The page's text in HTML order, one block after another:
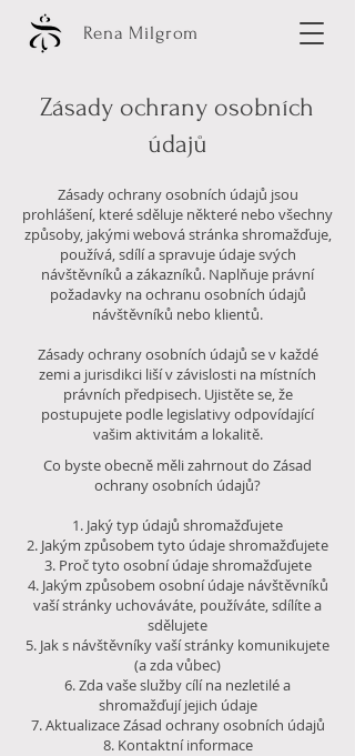
Rena Milgrom
Zásady ochrany osobních
údajů
Zásady ochrany osobních údajů jsou
prohlášení, které sděluje některé nebo všechny
způsoby, jakými webová stránka shromažďuje,
používá, sdílí a spravuje údaje svých
návštěvníků a zákazníků. Naplňuje právní
požadavky na ochranu osobních údajů
návštěvníků nebo klientů.
Zásady ochrany osobních údajů se v každé
zemi a jurisdikci liší v závislosti na místních
právních předpisech. Ujistěte se, že
postupujete podle legislativy odpovídající
vašim aktivitám a lokalitě.
Co byste obecně měli zahrnout do Zásad
ochrany osobních údajů?
Jaký typ údajů shromažďujete
Jakým způsobem tyto údaje shromažďujete
Proč tyto osobní údaje shromažďujete
Jakým způsobem osobní údaje návštěvníků
vaší stránky uchováváte, používáte, sdílíte a
sdělujete
Jak s návštěvníky vaší stránky komunikujete
(a zda vůbec)
Zda vaše služby cílí na nezletilé a
shromažďují jejich údaje
Aktualizace Zásad ochrany osobních údajů
Kontaktní informace